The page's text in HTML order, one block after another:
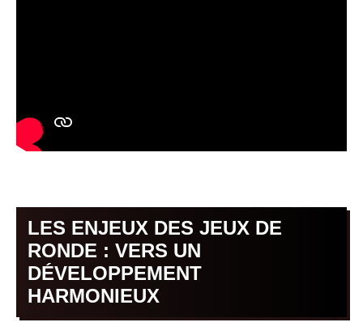
LES ENJEUX DES JEUX DE
RONDE : VERS UN
DÉVELOPPEMENT
HARMONIEUX